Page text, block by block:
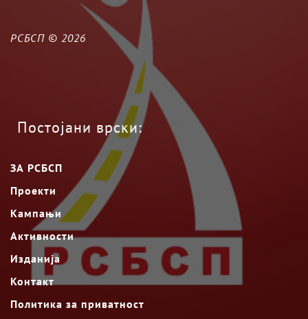
РСБСП © 2026
Постојани врски:
ЗА РСБСП
Проекти
Кампањи
Активности
Изданија
Контакт
Политика за приватност